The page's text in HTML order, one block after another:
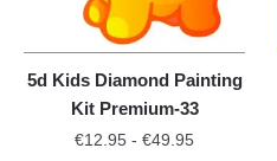
5d Kids Diamond Painting
Kit Premium-33
€12.95 - €49.95